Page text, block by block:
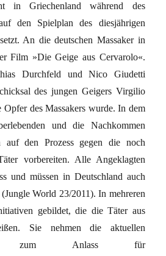
in Griechenland während des
den Spielplan des diesjährigen
An die deutschen Massaker in
Film »Die Geige aus Cervarolo«.
Durchfeld und Nico Giu­detti
des jungen Geigers Virgilio
Opfer des Massakers wurde. In dem
und die Nachkommen
auf den Prozess gegen die noch
vorbereiten. Alle Angeklagten
und müssen in Deutschland auch
World 23/2011). In mehreren
gebildet, die die Täter aus
Sie nehmen die aktuellen
zum Anlass für